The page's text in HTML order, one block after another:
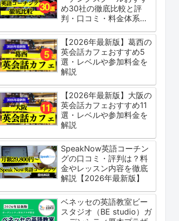
め30社の徹底比較と評
判・口コミ・料金体系を
【2026年最新版】葛西の
英会話カフェおすすめ5
選・レベルや参加料金を
解説
【2026年最新版】大阪の
英会話カフェおすすめ11
選・レベルや参加料金を
解説
SpeakNow英語コーチン
グの口コミ・評判は？料
金やレッスン内容を徹底
解説【2026年最新版】
ベネッセの英語教室ビー
スタジオ（BE studio）ガ